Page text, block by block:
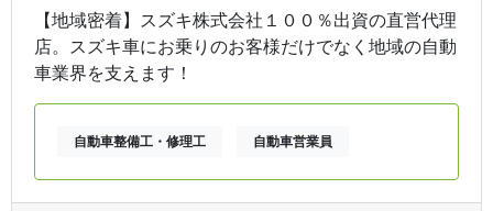
【地域密着】スズキ株式会社１００％出資の直営代理
店。スズキ車にお乗りのお客様だけでなく地域の自動
車業界を支えます！
自動車整備工・修理工 自動車営業員